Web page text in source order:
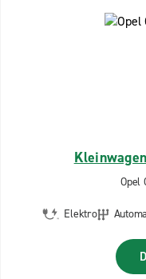
Opel
Elektro